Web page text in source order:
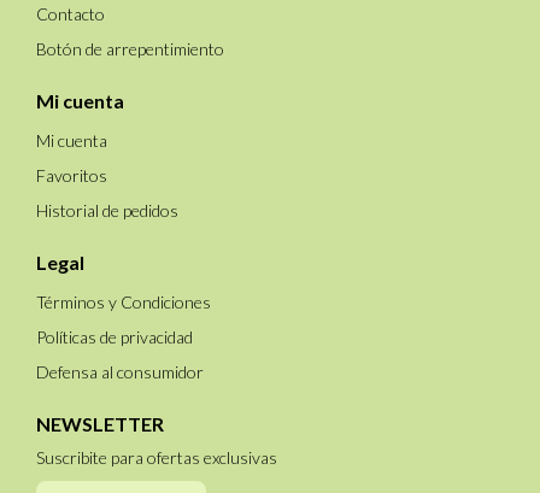
Contacto
Botón de arrepentimiento
Mi cuenta
Mi cuenta
Favoritos
Historial de pedidos
Legal
Términos y Condiciones
Políticas de privacidad
Defensa al consumidor
NEWSLETTER
Suscribite para ofertas exclusivas